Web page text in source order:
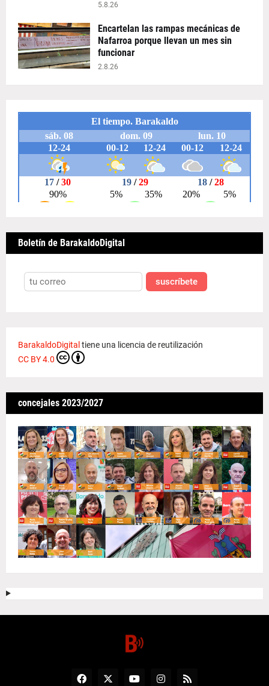
5.8.26
Encartelan las rampas mecánicas de
Nafarroa porque llevan un mes sin
funcionar
2.8.26
Boletín de BarakaldoDigital
suscríbete
BarakaldoDigital tiene una licencia de reutilización
CC BY 4.0
concejales 2023/2027